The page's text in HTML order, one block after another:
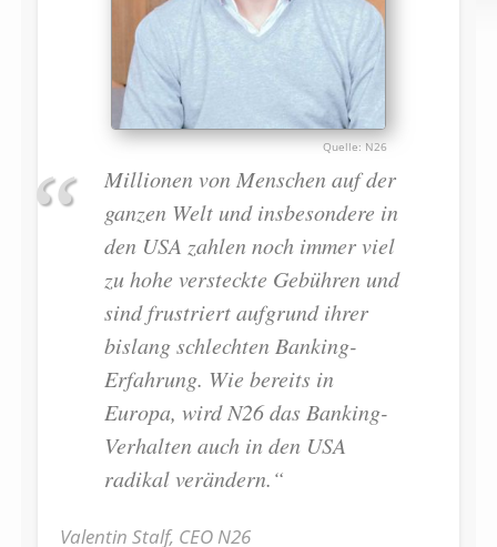
N26
Millionen von Menschen auf der
ganzen Welt und insbesondere in
den USA zahlen noch immer viel
zu hohe versteckte Gebühren und
sind frustriert aufgrund ihrer
bislang schlechten Banking-
Erfahrung. Wie bereits in
Europa, wird N26 das Banking-
Verhalten auch in den USA
radikal verändern.“
Valentin Stalf, CEO N26